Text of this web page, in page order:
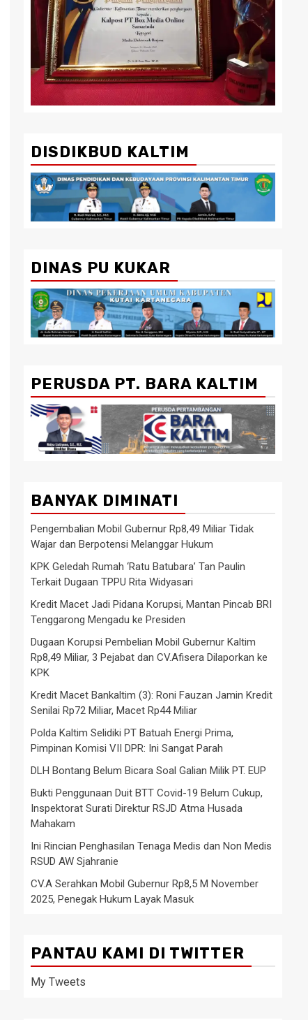
DISDIKBUD KALTIM
DINAS PU KUKAR
PERUSDA PT. BARA KALTIM
BANYAK DIMINATI
Pengembalian Mobil Gubernur Rp8,49 Miliar Tidak
Wajar dan Berpotensi Melanggar Hukum
KPK Geledah Rumah ‘Ratu Batubara’ Tan Paulin
Terkait Dugaan TPPU Rita Widyasari
Kredit Macet Jadi Pidana Korupsi, Mantan Pincab BRI
Tenggarong Mengadu ke Presiden
Dugaan Korupsi Pembelian Mobil Gubernur Kaltim
Rp8,49 Miliar, 3 Pejabat dan CV.Afisera Dilaporkan ke
KPK
Kredit Macet Bankaltim (3): Roni Fauzan Jamin Kredit
Senilai Rp72 Miliar, Macet Rp44 Miliar
Polda Kaltim Selidiki PT Batuah Energi Prima,
Pimpinan Komisi VII DPR: Ini Sangat Parah
DLH Bontang Belum Bicara Soal Galian Milik PT. EUP
Bukti Penggunaan Duit BTT Covid-19 Belum Cukup,
Inspektorat Surati Direktur RSJD Atma Husada
Mahakam
Ini Rincian Penghasilan Tenaga Medis dan Non Medis
RSUD AW Sjahranie
CV.A Serahkan Mobil Gubernur Rp8,5 M November
2025, Penegak Hukum Layak Masuk
PANTAU KAMI DI TWITTER
My Tweets